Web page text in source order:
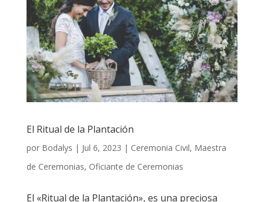
El Ritual de la Plantación
por Bodalys | Jul 6, 2023 | Ceremonia Civil, Maestra
de Ceremonias, Oficiante de Ceremonias
El «Ritual de la Plantación», es una preciosa